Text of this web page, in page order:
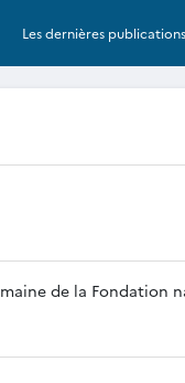
Les dernières publications
de la Fondation